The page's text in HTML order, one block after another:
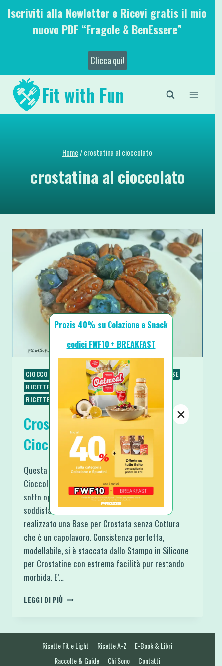
SaltaIscriviti alla Newletter e Ricevi gratis il mio
nuovo PDF “Fragole & BenEssere”
Clicca qui!
Fit with Fun
Home/crostatina al cioccolato
crostatina al cioccolato
CIOCCOLATO COLAZIONE RICETTE
RICETTE BASE
RICETTE DOLCI
RICETTE PROTEICHE
RICETTE SENZA COTTURA
RICETTE VEGETARIANE
Crostatina Senza Cottura
Cioccolato e Noci Pecan
Questa perfetta Crostatina Senza Cottura
Cioccolato e Noci Pecan è stata una sorpresa
sotto ogni aspetto. Per primo sono stata
soddisfatta all’ennesima potenza per aver
realizzato una Base per Crostata senza Cottura
che è un capolavoro. Consistenza perfetta,
modellabile, si è staccata dallo Stampo in Silicone
per Crostatine con estrema facilità pur restando
morbida. E’…
LEGGI DI PIÙ CROSTATINA
NOCI
PECAN
Ricette Fit e Light Ricette A-Z
E-Book & Libri
Raccolte & Guide
Chi Sono Contatti
Prozis 40% su Colazione e Snack
codici FWF10 + BREAKFAST
×